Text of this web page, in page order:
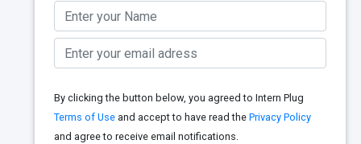
By clicking the button below, you agreed to Intern Plug
Terms of Use and accept to have read the Privacy Policy
and agree to receive email notifications.